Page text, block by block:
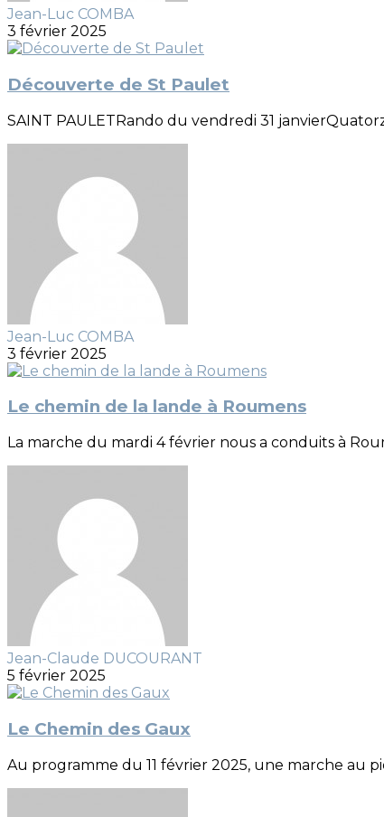
Jean-Luc COMBA
3 février 2025
Découverte de St Paulet
SAINT PAULETRando du vendredi 31
Jean-Luc COMBA
3 février 2025
Le chemin de la lande à Roumens
La marche du mardi 4 février nous a conduits à
Jean-Claude DUCOURANT
5 février 2025
Le Chemin des Gaux
Au programme du 11 février 2025, une marche au